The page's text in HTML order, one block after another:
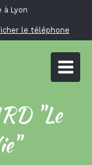
à Lyon
le téléphone
"Le